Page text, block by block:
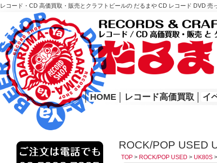
レコード・CD 高価買取・販売とクラフトビールの だるまや CD レコード DVD
レコード高価買取はこちら
HOME
│ HOME レコード高価買取 イ
ROCK/POP USED
TOP > ROCK/POP USED > UK80S